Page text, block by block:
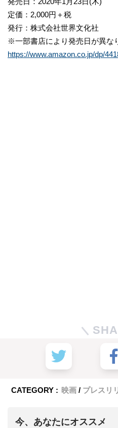
定価：2,000円＋税
発行：株式会社世界文化社
※一部書店により発売日が異な
https://www.amazon.co.jp/dp/
CATEGORY : 映画 プレスリ
今、あなたにオススメ